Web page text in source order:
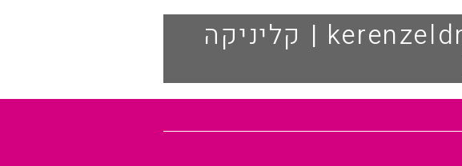
טלפון: 054-3113878 | מייל: kerenzeldman@gmail.com | קליניקה